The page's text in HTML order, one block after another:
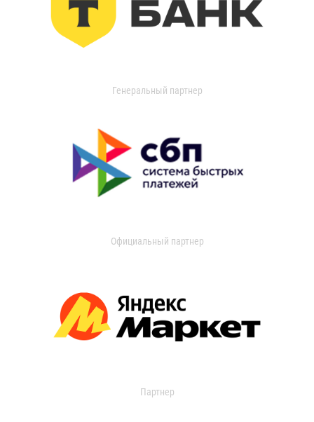
Генеральный партнер
Официальный партнер
Партнер